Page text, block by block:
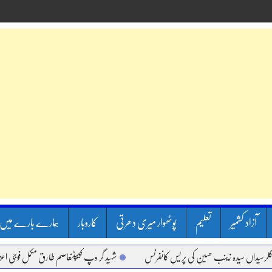
آزاد کشمیر تعلیم پوٹھوار میری دھرتی کاروبار ہمارے بارے
سیدہ زینب حسین کی پریس کانفرنس شہید گر وپ کیپٹنعاصم طارق مکمل فوجی اعزاز کے